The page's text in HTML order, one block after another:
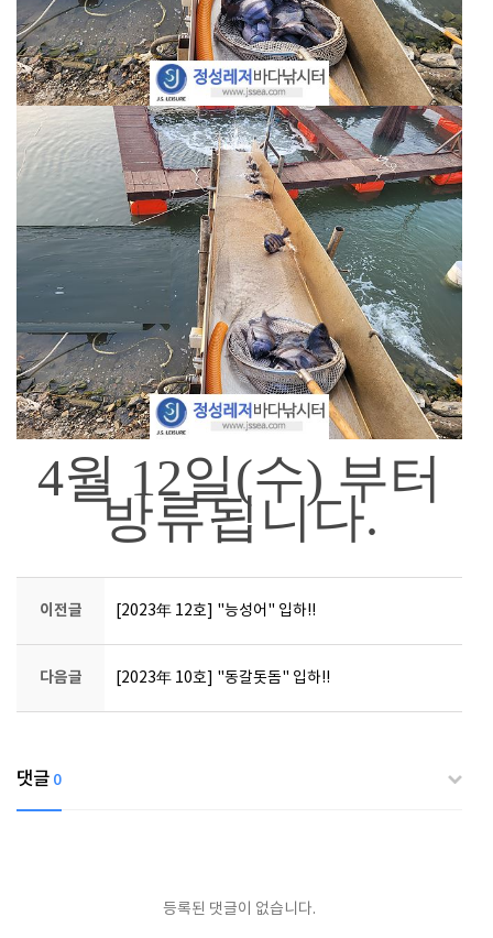
4월 12일(수) 부터
방류됩니다.
이전글 [2023年 12호] "능성어" 입하!!
다음글 [2023年 10호] "동갈돗돔" 입하!!
댓글 0
등록된 댓글이 없습니다.